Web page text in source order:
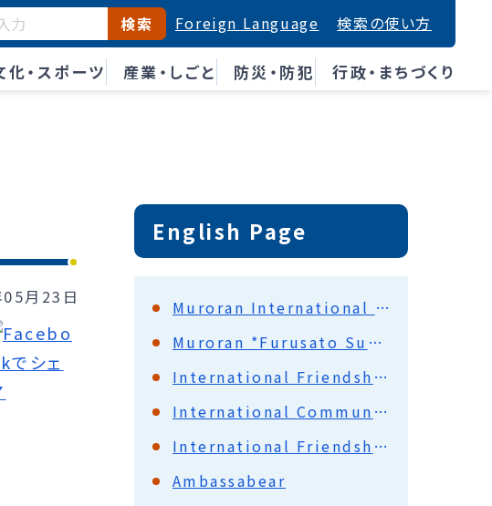
化・スポーツ 産業・しごと 防災・防犯 行政・まちづくり
検索 Foreign Language 検索の使い方
月23日
English Page
Muroran International Communication Promotion Council (MICPC)
Muroran *Furusato Supporters(Ta-i-shi)
International Friendship with U.S.A.
International Communications
International Friendship with China
Ambassabear